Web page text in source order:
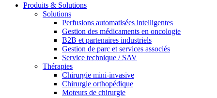
Produits & Solutions
Solutions
Perfusions automatisées intelligentes
Gestion des médicaments en oncologie
B2B et partenaires industriels
Gestion de parc et services associés
Service technique / SAV
Thérapies
Chirurgie mini-invasive
Chirurgie orthopédique
Moteurs de chirurgie